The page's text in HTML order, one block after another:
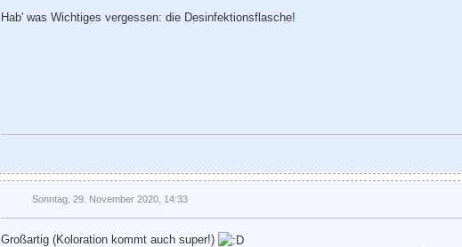
Hab' was Wichtiges vergessen: die Desinfektionsflasche!
Sonntag, 29. November 2020, 14:33
Großartig (Koloration kommt auch super!)